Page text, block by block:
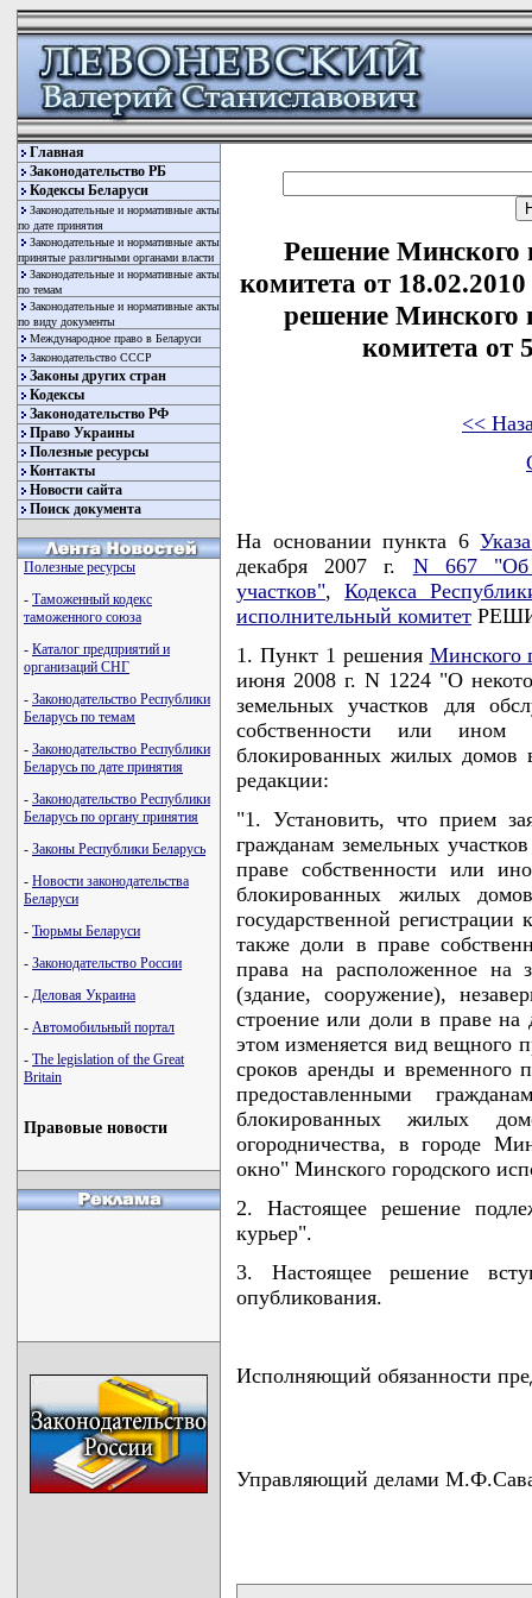
Главная
Законодательство РБ
Кодексы Беларуси
Законодательные и нормативные акты
по дате принятия
Законодательные и нормативные акты
принятые различными органами власти
Законодательные и нормативные акты
по темам
Законодательные и нормативные акты
по виду документы
Международное право в Беларуси
Законодательство СССР
Законы других стран
Кодексы
Законодательство РФ
Право Украины
Полезные ресурсы
Контакты
Новости сайта
Поиск документа
Полезные ресурсы
- Таможенный кодекс
таможенного союза
- Каталог предприятий и
организаций СНГ
- Законодательство Республики
Беларусь по темам
- Законодательство Республики
Беларусь по дате принятия
- Законодательство Республики
Беларусь по органу принятия
- Законы Республики Беларусь
- Новости законодательства
Беларуси
- Тюрьмы Беларуси
- Законодательство России
- Деловая Украина
- Автомобильный портал
- The legislation of the Great
Britain
Правовые новости
Решение Минского
комитета от
решение Минского
комитета от
<<
На основании пункта 6
декабря 2007 г. N 667 "Об
участков",Кодекса
исполнительный комитет
1. Пункт 1 решения Минского
июня 2008 г. N 1224 "О
земельных участков для
собственности или ином
блокированных жилых домов
редакции:
"1. Установить, что прием
гражданам земельных
праве собственности или
блокированных жилых
государственной
также доли в праве
права на расположенное на
(здание, сооружение),
строение или доли в праве
этом изменяется вид вещного
сроков аренды и временного
предоставленными
блокированных жилых
огородничества, в городе
окно" Минского городского
2. Настоящее решение
курьер".
3. Настоящее решение
опубликования.
Исполняющий обязанности
Управляющий делами